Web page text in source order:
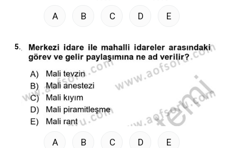
A B C D E
5.
A B C D E